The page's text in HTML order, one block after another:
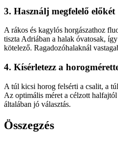
3. Használj megfelelő előkét
A rákos és kagylós horgászathoz
tiszta Adriában a halak óvatosak,
kötelező. Ragadozóhalaknál
4. Kísérletezz a
A túl kicsi horog felsérti a csalit, a
Az optimális méret a célzott
általában jó választás.
Összegzés